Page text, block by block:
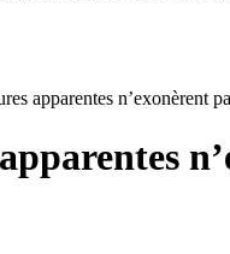
apparentes n’exonèrent